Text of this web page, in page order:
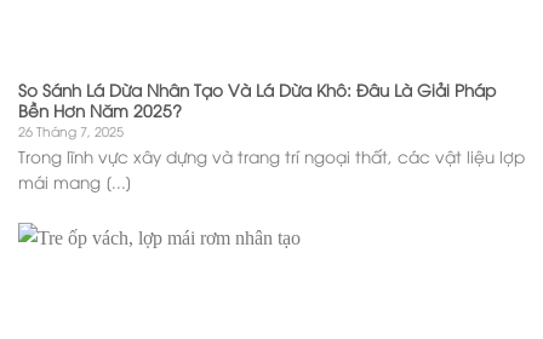
So Sánh Lá Dừa Nhân Tạo Và Lá Dừa Khô: Đâu Là Giải Pháp
Bền Hơn Năm 2025?
26 Tháng 7, 2025
Trong lĩnh vực xây dựng và trang trí ngoại thất, các vật liệu lợp
mái mang [...]